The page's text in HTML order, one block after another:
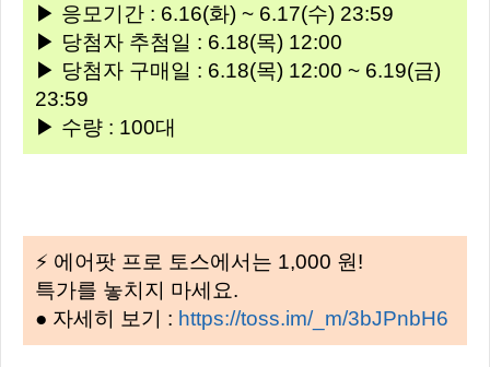
▶ 응모기간 : 6.16(화) ~ 6.17(수) 23:59
▶ 당첨자 추첨일 : 6.18(목) 12:00
▶ 당첨자 구매일 : 6.18(목) 12:00 ~ 6.19(금)
23:59
▶ 수량 : 100대
⚡ 에어팟 프로 토스에서는 1,000 원!
특가를 놓치지 마세요.
● 자세히 보기 : https://toss.im/_m/3bJPnbH6